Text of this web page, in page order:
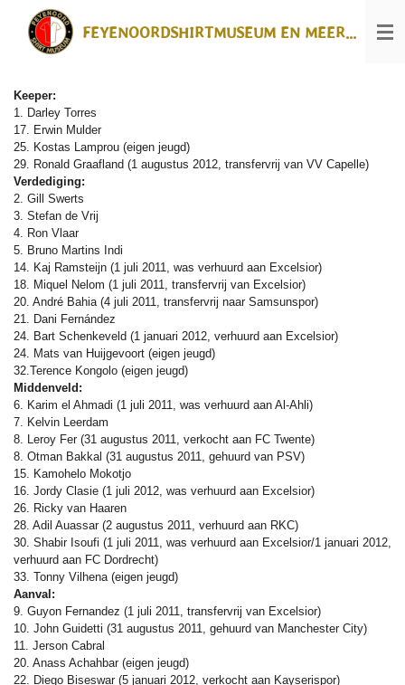
direct
FEYENOORDSHIRTMUSEUM EN MEER...
Keeper:
1. Darley Torres
17. Erwin Mulder
25. Kostas Lamprou (eigen jeugd)
29. Ronald Graafland (1 augustus 2012, transfervrij van VV Capelle)
Verdediging:
2. Gill Swerts
3. Stefan de Vrij
4. Ron Vlaar
5. Bruno Martins Indi
14. Kaj Ramsteijn (1 juli 2011, was verhuurd aan Excelsior)
18. Miquel Nelom (1 juli 2011, transfervrij van Excelsior)
20. André Bahia (4 juli 2011, transfervrij naar Samsunspor)
21. Dani Fernández
24. Bart Schenkeveld (1 januari 2012, verhuurd aan Excelsior)
24. Mats van Huijgevoort (eigen jeugd)
32.Terence Kongolo (eigen jeugd)
Middenveld:
6. Karim el Ahmadi (1 juli 2011, was verhuurd aan Al-Ahli)
7. Kelvin Leerdam
8. Leroy Fer (31 augustus 2011, verkocht aan FC Twente)
8. Otman Bakkal (31 augustus 2011, gehuurd van PSV)
15. Kamohelo Mokotjo
16. Jordy Clasie (1 juli 2012, was verhuurd aan Excelsior)
26. Ricky van Haaren
28. Adil Auassar (2 augustus 2011, verhuurd aan RKC)
30. Shabir Isoufi (1 juli 2011, was verhuurd aan Excelsior/1 januari 2012,
verhuurd aan FC Dordrecht)
33. Tonny Vilhena (eigen jeugd)
Aanval:
9. Guyon Fernandez (1 juli 2011, transfervrij van Excelsior)
10. John Guidetti (31 augustus 2011, gehuurd van Manchester City)
11. Jerson Cabral
20. Anass Achahbar (eigen jeugd)
22. Diego Biseswar (5 januari 2012, verkocht aan Kayserispor)